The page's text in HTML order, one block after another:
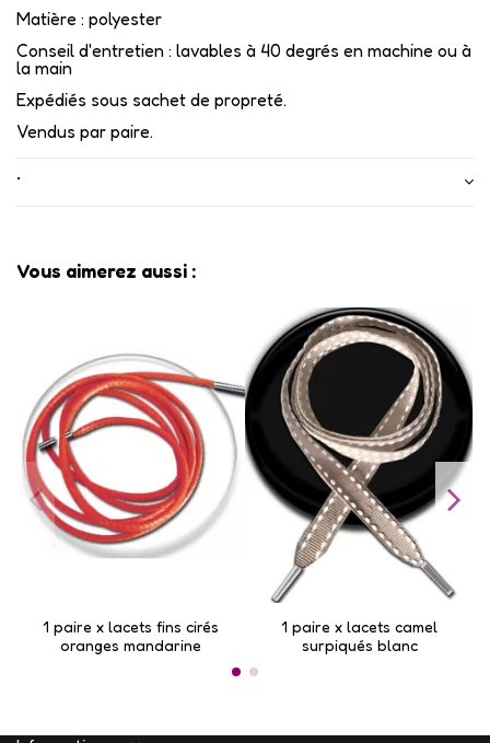
Matière : polyester
Conseil d'entretien : lavables à 40 degrés en machine ou à
la main
Expédiés sous sachet de propreté.
Vendus par paire.
•
Vous aimerez aussi :
1 paire x lacets fins cirés
oranges mandarine
1 paire x lacets camel
surpiqués blanc